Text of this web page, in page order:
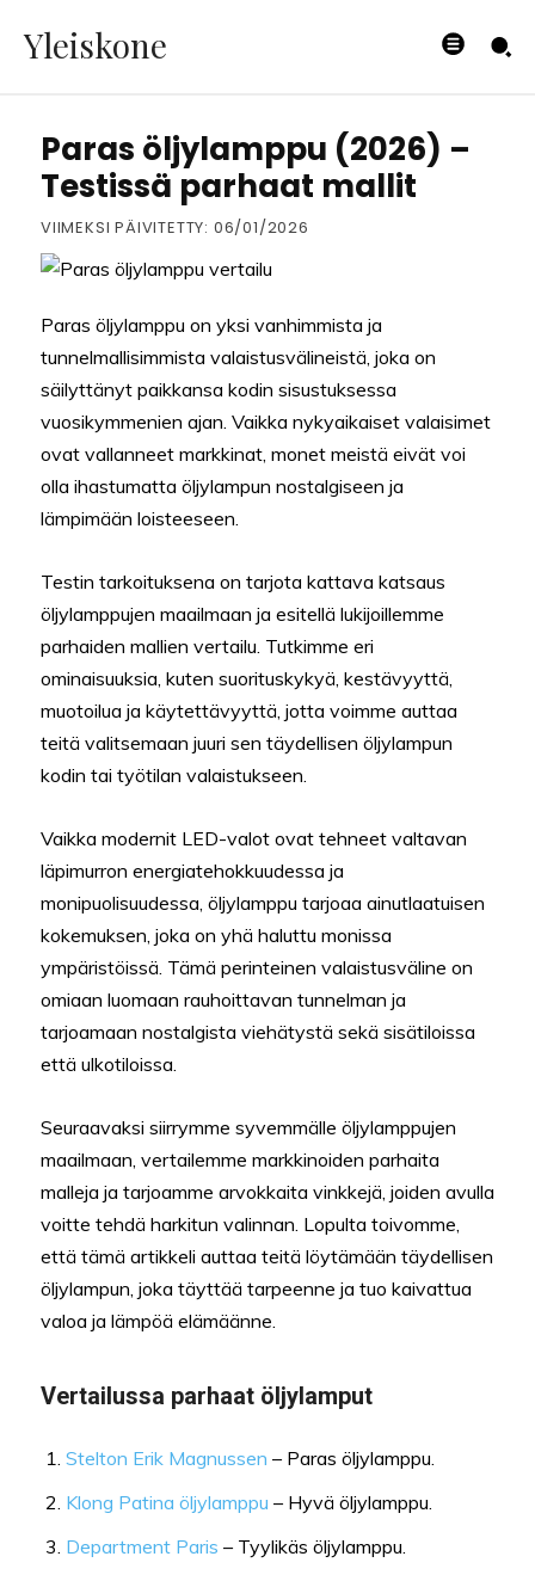
Yleiskone
VALAISTUS
Paras öljylamppu (2026) –
Testissä parhaat mallit
VIIMEKSI PÄIVITETTY: 06/01/2026
Paras öljylamppu on yksi vanhimmista ja
tunnelmallisimmista valaistusvälineistä, joka on
säilyttänyt paikkansa kodin sisustuksessa
vuosikymmenien ajan. Vaikka nykyaikaiset valaisimet
ovat vallanneet markkinat, monet meistä eivät voi
olla ihastumatta öljylampun nostalgiseen ja
lämpimään loisteeseen.
Testin tarkoituksena on tarjota kattava katsaus
öljylamppujen maailmaan ja esitellä lukijoillemme
parhaiden mallien vertailu. Tutkimme eri
ominaisuuksia, kuten suorituskykyä, kestävyyttä,
muotoilua ja käytettävyyttä, jotta voimme auttaa
teitä valitsemaan juuri sen täydellisen öljylampun
kodin tai työtilan valaistukseen.
Vaikka modernit LED-valot ovat tehneet valtavan
läpimurron energiatehokkuudessa ja
monipuolisuudessa, öljylamppu tarjoaa ainutlaatuisen
kokemuksen, joka on yhä haluttu monissa
ympäristöissä. Tämä perinteinen valaistusväline on
omiaan luomaan rauhoittavan tunnelman ja
tarjoamaan nostalgista viehätystä sekä sisätiloissa
että ulkotiloissa.
Seuraavaksi siirrymme syvemmälle öljylamppujen
maailmaan, vertailemme markkinoiden parhaita
malleja ja tarjoamme arvokkaita vinkkejä, joiden avulla
voitte tehdä harkitun valinnan. Lopulta toivomme,
että tämä artikkeli auttaa teitä löytämään täydellisen
öljylampun, joka täyttää tarpeenne ja tuo kaivattua
valoa ja lämpöä elämäänne.
Vertailussa parhaat öljylamput
Stelton Erik Magnussen – Paras öljylamppu.
Klong Patina öljylamppu – Hyvä öljylamppu.
Department Paris – Tyylikäs öljylamppu.